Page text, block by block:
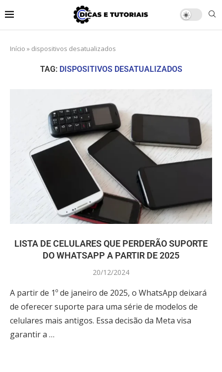
Início » dispositivos desatualizados
TAG: DISPOSITIVOS DESATUALIZADOS
LISTA DE CELULARES QUE PERDERÃO SUPORTE
DO WHATSAPP A PARTIR DE 2025
20/12/2024
A partir de 1º de janeiro de 2025, o WhatsApp deixará
de oferecer suporte para uma série de modelos de
celulares mais antigos. Essa decisão da Meta visa
garantir a …